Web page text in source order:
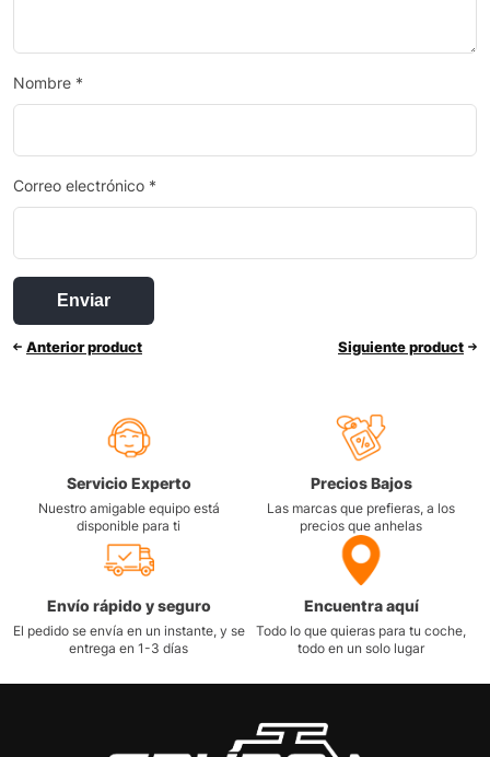
Nombre *
Correo electrónico *
Anterior product Siguiente product
Servicio Experto
Nuestro amigable equipo está
disponible para ti
Precios Bajos
Las marcas que prefieras, a los
precios que anhelas
Envío rápido y seguro
El pedido se envía en un instante, y se
entrega en 1-3 días
Encuentra aquí
Todo lo que quieras para tu coche,
todo en un solo lugar